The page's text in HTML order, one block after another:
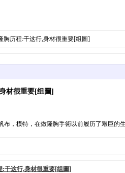
胸历程:干这行,身材很重要[组圖]
材很重要[组圖]
布，模特，在做隆胸手術以前履历了艰巨
:干这行,身材很重要[组圖]